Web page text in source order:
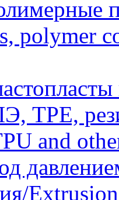
polymer
TPE,
and
Extrusion